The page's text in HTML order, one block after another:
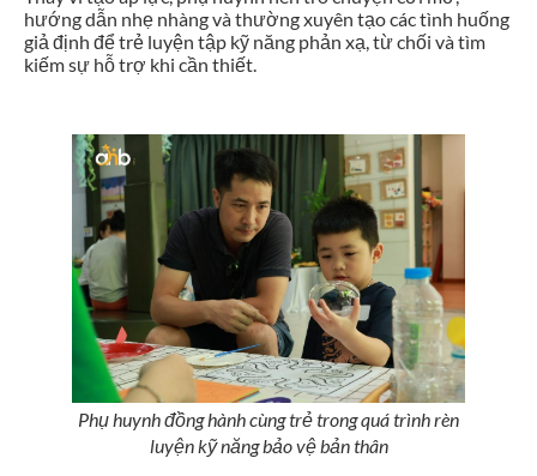
hướng dẫn nhẹ nhàng và thường xuyên tạo các tình huống
giả định để trẻ luyện tập kỹ năng phản xạ, từ chối và tìm
kiếm sự hỗ trợ khi cần thiết.
Phụ huynh đồng hành cùng trẻ trong quá trình rèn
luyện kỹ năng bảo vệ bản thân